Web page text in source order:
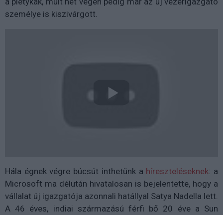
személye is kiszivárgott.
Hála égnek végre búcsút inthetünk a híreszteléseknek: a
Microsoft ma délután hivatalosan is bejelentette, hogy a
vállalat új igazgatója azonnali hatállyal Satya Nadella lett.
A 46 éves, indiai származású férfi bő 20 éve a Sun